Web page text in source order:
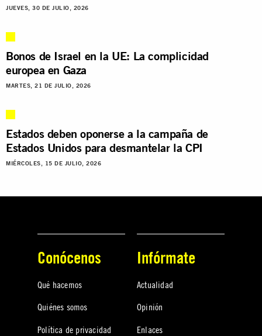
JUEVES, 30 DE JULIO, 2026
Bonos de Israel en la UE: La complicidad
europea en Gaza
MARTES, 21 DE JULIO, 2026
Estados deben oponerse a la campaña de
Estados Unidos para desmantelar la CPI
MIÉRCOLES, 15 DE JULIO, 2026
Conócenos
Qué hacemos
Quiénes somos
Política de privacidad
Infórmate
Actualidad
Opinión
Enlaces